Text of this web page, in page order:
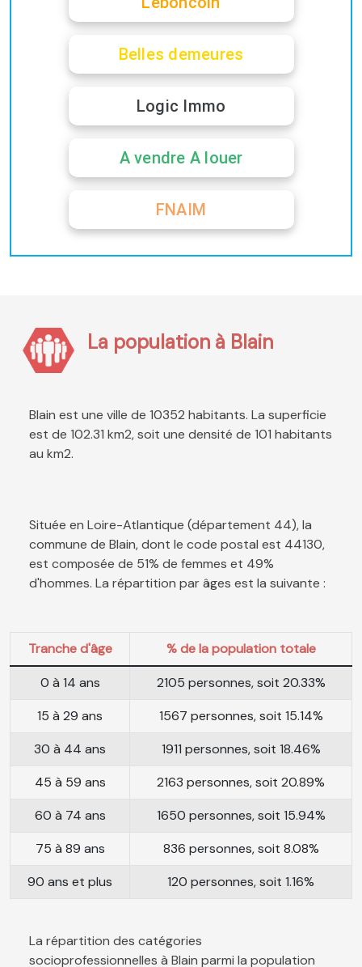
Belles demeures
Logic Immo
A vendre A louer
FNAIM
La population à Blain
Blain est une ville de 10352 habitants. La superficie
est de 102.31 km2, soit une densité de 101 habitants
au km2.
Située en Loire-Atlantique (département 44), la
commune de Blain, dont le code postal est 44130,
est composée de 51% de femmes et 49%
d'hommes. La répartition par âges est la suivante :
Tranche d'âge
% de la population totale
0 à 14 ans
2105 personnes, soit 20.33%
15 à 29 ans
1567 personnes, soit 15.14%
30 à 44 ans
1911 personnes, soit 18.46%
45 à 59 ans
2163 personnes, soit 20.89%
60 à 74 ans
1650 personnes, soit 15.94%
75 à 89 ans
836 personnes, soit 8.08%
90 ans et plus
120 personnes, soit 1.16%
La répartition des catégories
socioprofessionnelles à Blain parmi la population